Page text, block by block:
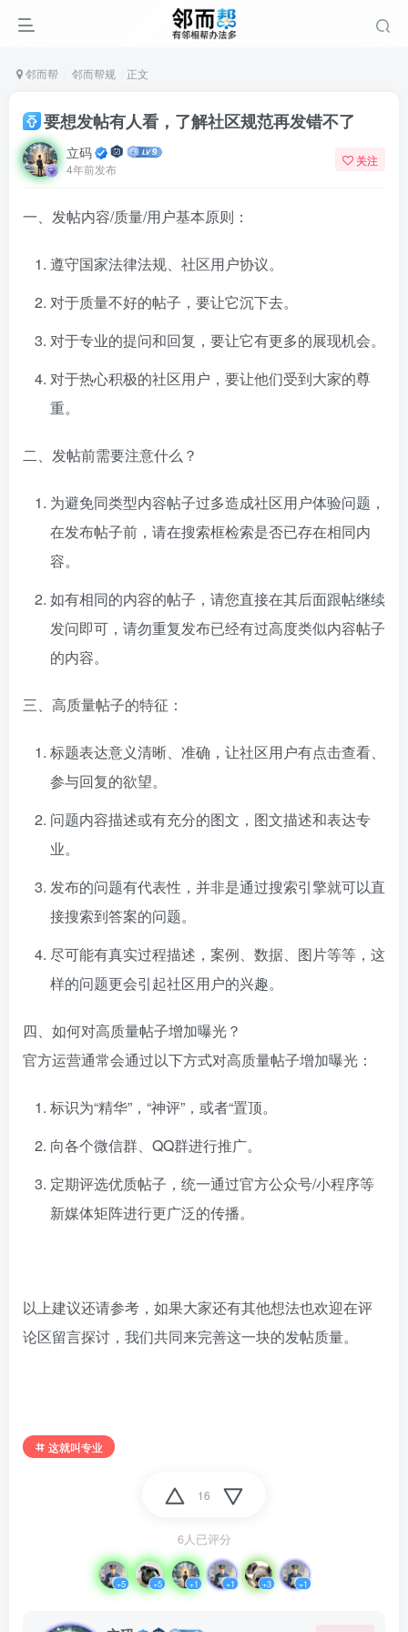
邻而帮 邻而帮规 正文
要想发帖有人看，了解社区规范再发错不了
立码
4年前发布
关注
一、发帖内容/质量/用户基本原则：
遵守国家法律法规、社区用户协议。
对于质量不好的帖子，要让它沉下去。
对于专业的提问和回复，要让它有更多的展现机会。
对于热心积极的社区用户，要让他们受到大家的尊
重。
二、发帖前需要注意什么？
为避免同类型内容帖子过多造成社区用户体验问题，
在发布帖子前，请在搜索框检索是否已存在相同内
容。
如有相同的内容的帖子，请您直接在其后面跟帖继续
发问即可，请勿重复发布已经有过高度类似内容帖子
的内容。
三、高质量帖子的特征：
标题表达意义清晰、准确，让社区用户有点击查看、
参与回复的欲望。
问题内容描述或有充分的图文，图文描述和表达专
业。
发布的问题有代表性，并非是通过搜索引擎就可以直
接搜索到答案的问题。
尽可能有真实过程描述，案例、数据、图片等等，这
样的问题更会引起社区用户的兴趣。
四、如何对高质量帖子增加曝光？
官方运营通常会通过以下方式对高质量帖子增加曝光：
标识为“精华”，“神评”，或者“置顶。
向各个微信群、QQ群进行推广。
定期评选优质帖子，统一通过官方公众号/小程序等
新媒体矩阵进行更广泛的传播。
以上建议还请参考，如果大家还有其他想法也欢迎在评
论区留言探讨，我们共同来完善这一块的发帖质量。
这就叫专业
16
6人已评分
+5 +5 +1 +1 +3 +1